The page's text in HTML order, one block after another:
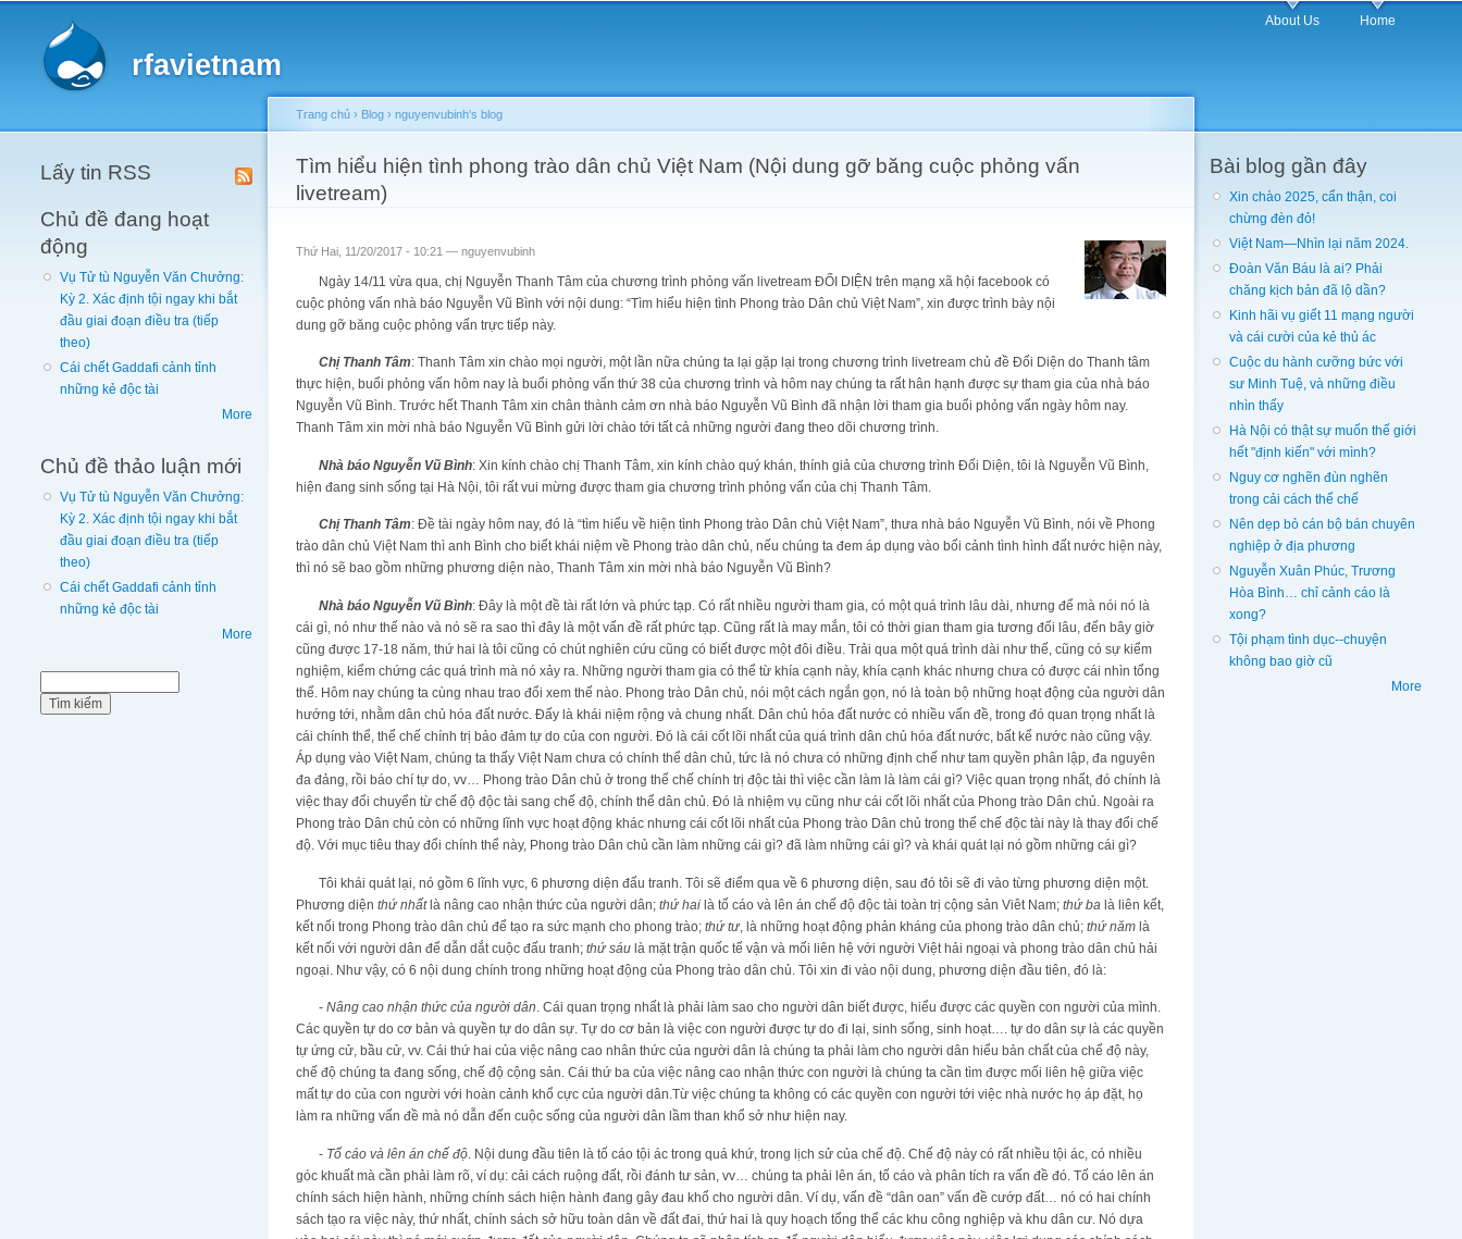
rfavietnam
About Us Home
Lấy tin RSS
Chủ đề đang hoạt
động
Vụ Tử tù Nguyễn Văn Chưởng:
Kỳ 2. Xác định tội ngay khi bắt
đầu giai đoạn điều tra (tiếp
theo)
Cái chết Gaddafi cảnh tỉnh
những kẻ độc tài
More
Chủ đề thảo luận mới
Vụ Tử tù Nguyễn Văn Chưởng:
Kỳ 2. Xác định tội ngay khi bắt
đầu giai đoạn điều tra (tiếp
theo)
Cái chết Gaddafi cảnh tỉnh
những kẻ độc tài
More
You are here
Trang chủ › Blog › nguyenvubinh's blog
Tìm hiểu hiện tình phong trào dân chủ Việt Nam (Nội dung gỡ băng cuộc phỏng vấn
livetream)
Thứ Hai, 11/20/2017 - 10:21 — nguyenvubinh
Ngày 14/11 vừa qua, chị Nguyễn Thanh Tâm của chương trình phỏng vấn livetream ĐỐI DIỆN trên mạng xã hội facebook có
cuộc phỏng vấn nhà báo Nguyễn Vũ Bình với nội dung: “Tìm hiểu hiện tình Phong trào Dân chủ Việt Nam”, xin được trình bày nội
dung gỡ băng cuộc phỏng vấn trực tiếp này.
Chị Thanh Tâm: Thanh Tâm xin chào mọi người, một lần nữa chúng ta lại gặp lại trong chương trình livetream chủ đề Đối Diện do Thanh tâm
thực hiện, buổi phỏng vấn hôm nay là buổi phỏng vấn thứ 38 của chương trình và hôm nay chúng ta rất hân hạnh được sự tham gia của nhà báo
Nguyễn Vũ Bình. Trước hết Thanh Tâm xin chân thành cảm ơn nhà báo Nguyễn Vũ Bình đã nhận lời tham gia buổi phỏng vấn ngày hôm nay.
Thanh Tâm xin mời nhà báo Nguyễn Vũ Bình gửi lời chào tới tất cả những người đang theo dõi chương trình.
Nhà báo Nguyễn Vũ Bình: Xin kính chào chị Thanh Tâm, xin kính chào quý khán, thính giả của chương trình Đối Diện, tôi là Nguyễn Vũ Bình,
hiện đang sinh sống tại Hà Nội, tôi rất vui mừng được tham gia chương trình phỏng vấn của chị Thanh Tâm.
Chị Thanh Tâm: Đề tài ngày hôm nay, đó là “tìm hiểu về hiện tình Phong trào Dân chủ Việt Nam”, thưa nhà báo Nguyễn Vũ Bình, nói về Phong
trào dân chủ Việt Nam thì anh Bình cho biết khái niệm về Phong trào dân chủ, nếu chúng ta đem áp dụng vào bối cảnh tình hình đất nước hiện này,
thì nó sẽ bao gồm những phương diện nào, Thanh Tâm xin mời nhà báo Nguyễn Vũ Bình?
Nhà báo Nguyễn Vũ Bình: Đây là một đề tài rất lớn và phức tạp. Có rất nhiều người tham gia, có một quá trình lâu dài, nhưng để mà nói nó là
cái gì, nó như thế nào và nó sẽ ra sao thì đây là một vấn đề rất phức tạp. Cũng rất là may mắn, tôi có thời gian tham gia tương đối lâu, đến bây giờ
cũng được 17-18 năm, thứ hai là tôi cũng có chút nghiên cứu cũng có biết được một đôi điều. Trải qua một quá trình dài như thế, cũng có sự kiểm
nghiệm, kiểm chứng các quá trình mà nó xảy ra. Những người tham gia có thể từ khía cạnh này, khía cạnh khác nhưng chưa có được cái nhìn tổng
thể. Hôm nay chúng ta cùng nhau trao đổi xem thế nào. Phong trào Dân chủ, nói một cách ngắn gọn, nó là toàn bộ những hoạt động của người dân
hướng tới, nhằm dân chủ hóa đất nước. Đấy là khái niệm rộng và chung nhất. Dân chủ hóa đất nước có nhiều vấn đề, trong đó quan trọng nhất là
cái chính thể, thể chế chính trị bảo đảm tự do của con người. Đó là cái cốt lõi nhất của quá trình dân chủ hóa đất nước, bất kể nước nào cũng vậy.
Áp dụng vào Việt Nam, chúng ta thấy Việt Nam chưa có chính thể dân chủ, tức là nó chưa có những định chế như tam quyền phân lập, đa nguyên
đa đảng, rồi báo chí tự do, vv… Phong trào Dân chủ ở trong thể chế chính trị độc tài thì việc cần làm là làm cái gì? Việc quan trọng nhất, đó chính là
việc thay đổi chuyển từ chế độ độc tài sang chế độ, chính thể dân chủ. Đó là nhiệm vụ cũng như cái cốt lõi nhất của Phong trào Dân chủ. Ngoài ra
Phong trào Dân chủ còn có những lĩnh vực hoạt động khác nhưng cái cốt lõi nhất của Phong trào Dân chủ trong thể chế độc tài này là thay đổi chế
độ. Với mục tiêu thay đổi chính thể này, Phong trào Dân chủ cần làm những cái gì? đã làm những cái gì? và khái quát lại nó gồm những cái gì?
Tôi khái quát lại, nó gồm 6 lĩnh vực, 6 phương diện đấu tranh. Tôi sẽ điểm qua về 6 phương diện, sau đó tôi sẽ đi vào từng phương diện một.
Phương diện thứ nhấtlà nâng cao nhận thức của người dân; thứ hai là tố cáo và lên án chế độ độc tài toàn trị cộng sản Viêt Nam; thứ ba là liên kết,
kết nối trong Phong trào dân chủ để tạo ra sức mạnh cho phong trào; thứ tư, là những hoạt động phản kháng của phong trào dân chủ; thứ năm là
kết nối với người dân để dẫn dắt cuộc đấu tranh; thứ sáu là mặt trận quốc tế vận và mối liên hệ với người Việt hải ngoại và phong trào dân chủ hải
ngoại. Như vậy, có 6 nội dung chính trong những hoạt động của Phong trào dân chủ. Tôi xin đi vào nội dung, phương diện đầu tiên, đó là:
- Nâng cao nhận thức của người dân. Cái quan trọng nhất là phải làm sao cho người dân biết được, hiểu được các quyền con người của mình.
Các quyền tự do cơ bản và quyền tự do dân sự. Tự do cơ bản là việc con người được tự do đi lại, sinh sống, sinh hoạt…. tự do dân sự là các quyền
tự ứng cử, bầu cử, vv. Cái thứ hai của việc nâng cao nhân thức của người dân là chúng ta phải làm cho người dân hiểu bản chất của chế độ này,
chế độ chúng ta đang sống, chế độ cộng sản. Cái thứ ba của việc nâng cao nhận thức con người là chúng ta cần tìm được mối liên hệ giữa việc
mất tự do của con người với hoàn cảnh khổ cực của người dân.Từ việc chúng ta không có các quyền con người tới việc nhà nước họ áp đặt, họ
làm ra những vấn đề mà nó dẫn đến cuộc sống của người dân lầm than khổ sở như hiện nay.
- Tố cáo và lên án chế độ . Nội dung đầu tiên là tố cáo tội ác trong quá khứ, trong lịch sử của chế độ. Chế độ này có rất nhiều tội ác, có nhiều
góc khuất mà cần phải làm rõ, ví dụ: cải cách ruộng đất, rồi đánh tư sản, vv… chúng ta phải lên án, tố cáo và phân tích ra vấn đề đó. Tố cáo lên án
chính sách hiện hành, những chính sách hiện hành đang gây đau khổ cho người dân. Ví dụ, vấn đề “dân oan” vấn đề cướp đất… nó có hai chính
sách tạo ra việc này, thứ nhất, chính sách sở hữu toàn dân về đất đai, thứ hai là quy hoạch tổng thể các khu công nghiệp và khu dân cư. Nó dựa
Bài blog gần đây
Xin chào 2025, cẩn thận, coi
chừng đèn đỏ!
Việt Nam—Nhìn lại năm 2024.
Đoàn Văn Báu là ai? Phải
chăng kịch bản đã lộ dần?
Kinh hãi vụ giết 11 mạng người
và cái cười của kẻ thủ ác
Cuộc du hành cưỡng bức với
sư Minh Tuệ, và những điều
nhìn thấy
Hà Nội có thật sự muốn thế giới
hết "định kiến" với mình?
Nguy cơ nghẽn đùn nghẽn
trong cải cách thể chế
Nên dẹp bỏ cán bộ bán chuyên
nghiệp ở địa phương
Nguyễn Xuân Phúc, Trương
Hòa Bình… chỉ cảnh cáo là
xong?
Tội phạm tình dục--chuyện
không bao giờ cũ
More